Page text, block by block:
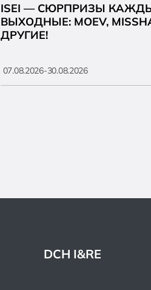
ISEI — СЮРПРИЗЫ
ВЫХОДНЫЕ: MOEV,
ДРУГИЕ!
07.08.2026-30.08.2026
DCH I&RE